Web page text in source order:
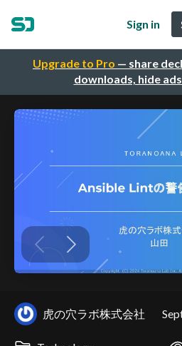
Upgrade to Pro — share
downloads, hide
Sign in
虎の穴ラボ株式会社